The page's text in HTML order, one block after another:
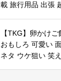
載 旅行用品 出張
【TKG】卵かけ
おもしろ 可愛い
ネタ ウケ狙い 笑